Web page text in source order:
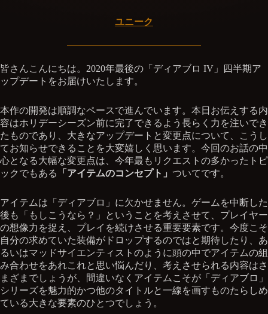
ユニーク
皆さんこんにちは。2020年最後の「ディアブロ IV」四半期ア
ップデートをお届けいたします。
本作の開発は順調なペースで進んでいます。本日お伝えする内
容はホリデーシーズン前に完了できるよう長らく力を注いでき
たものであり、大きなアップデートと変更点について、こうし
てお知らせできることを大変嬉しく思います。今回のお話の中
心となる大幅な変更点は、今年最もリクエストの多かったトピ
ックでもある
「アイテムのコンセプト」 ついてです。
アイテムは「ディアブロ」に欠かせません。ゲームを中断した
後も「もしこうなら？」ということを考えさせて、プレイヤー
の想像力を捉え、プレイを続けさせる重要要素です。今度こそ
自分の求めていた装備がドロップするのではと期待したり、あ
るいはマッドサイエンティストのように頭の中でアイテムの組
み合わせをあれこれと思い悩んだり、考えさせられる内容はさ
まざまでしょうが、間違いなくアイテムこそが「ディアブロ」
シリーズを魅力的かつ他のタイトルと一線を画すものたらしめ
ている大きな要素のひとつでしょう。